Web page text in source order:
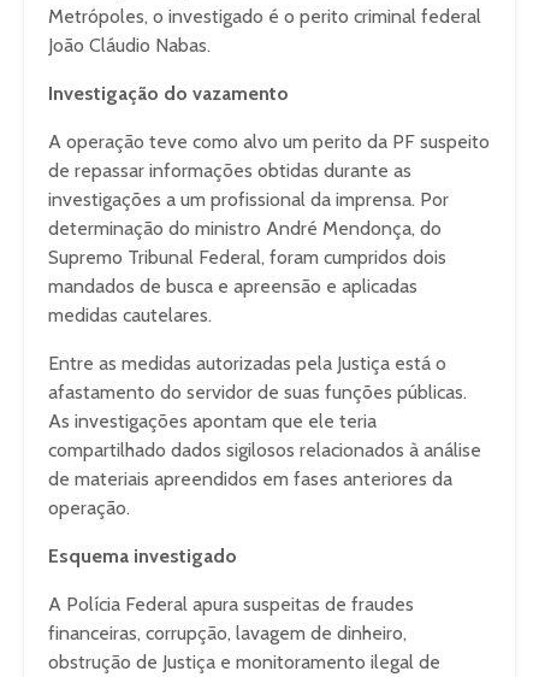
Metrópoles, o investigado é o perito criminal federal
João Cláudio Nabas.
Investigação do vazamento
A operação teve como alvo um perito da PF suspeito
de repassar informações obtidas durante as
investigações a um profissional da imprensa. Por
determinação do ministro André Mendonça, do
Supremo Tribunal Federal, foram cumpridos dois
mandados de busca e apreensão e aplicadas
medidas cautelares.
Entre as medidas autorizadas pela Justiça está o
afastamento do servidor de suas funções públicas.
As investigações apontam que ele teria
compartilhado dados sigilosos relacionados à análise
de materiais apreendidos em fases anteriores da
operação.
Esquema investigado
A Polícia Federal apura suspeitas de fraudes
financeiras, corrupção, lavagem de dinheiro,
obstrução de Justiça e monitoramento ilegal de